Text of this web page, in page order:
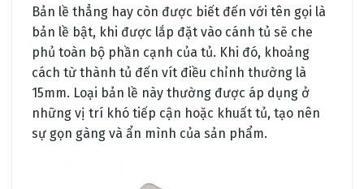
Bản lề thẳng hay còn được biết đến với tên gọi là
bản lề bật, khi được lắp đặt vào cánh tủ sẽ che
phủ toàn bộ phần cạnh của tủ. Khi đó, khoảng
cách từ thành tủ đến vít điều chỉnh thường là
15mm. Loại bản lề này thường được áp dụng ở
những vị trí khó tiếp cận hoặc khuất tủ, tạo nên
sự gọn gàng và ẩn mình của sản phẩm.